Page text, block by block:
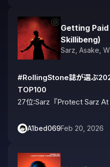
Getting
Skillibeng​)
Sarz Asake
#RollingStone誌が選ぶ
TOP100
27位:Sarz『Protect Sarz At
A1bed069Feb 20, 2026